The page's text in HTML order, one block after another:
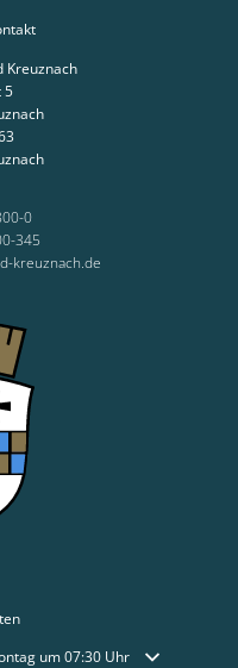
Kreuznach
5
0
345
kreuznach.de
Schließzeiten auszublenden
um 07:30 Uhr